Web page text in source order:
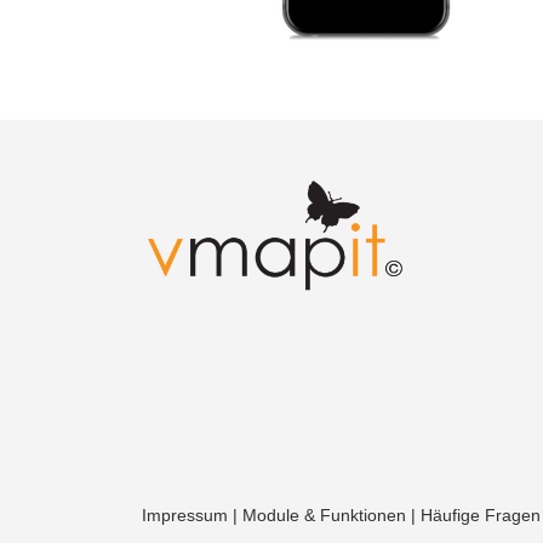
Impressum | Module & Funktionen | Häufige Fragen